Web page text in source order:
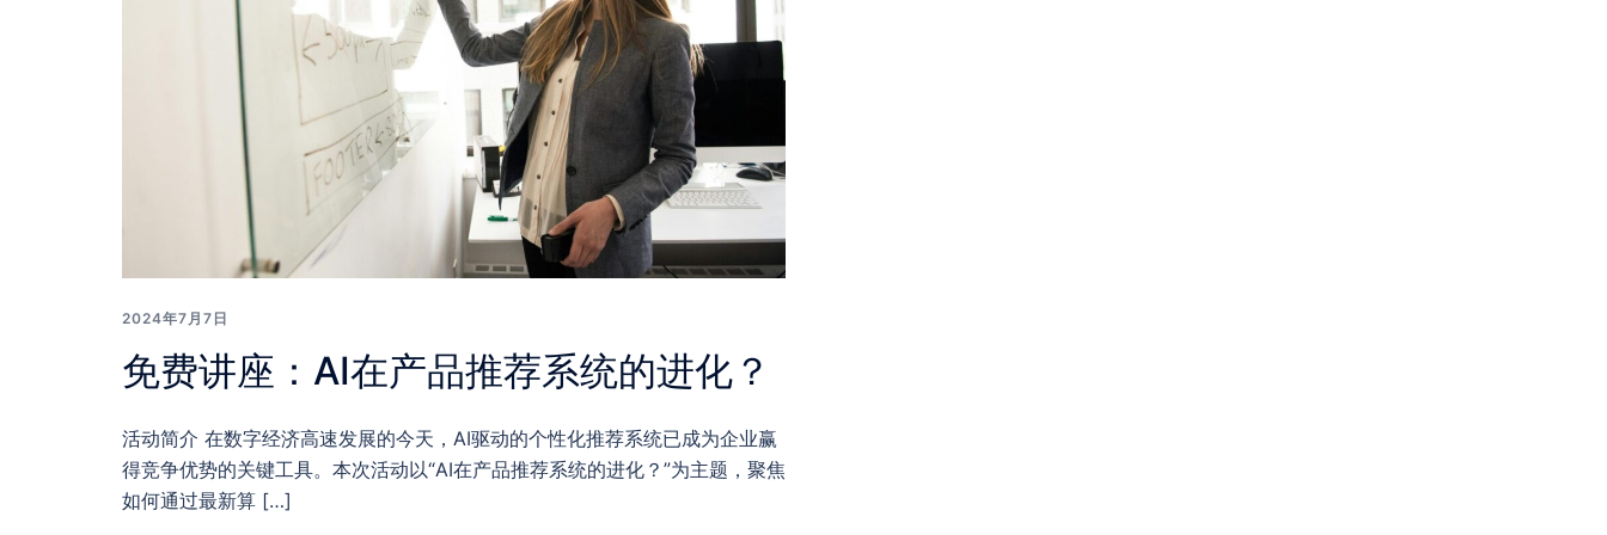
2024年7月7日
免费讲座：AI在产品推荐系统的进化？
活动简介 在数字经济高速发展的今天，AI驱动的个性化推荐系统已成为企业赢
得竞争优势的关键工具。本次活动以“AI在产品推荐系统的进化？”为主题，聚焦
如何通过最新算 […]